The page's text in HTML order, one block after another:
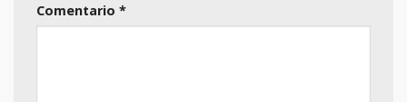
Comentario *